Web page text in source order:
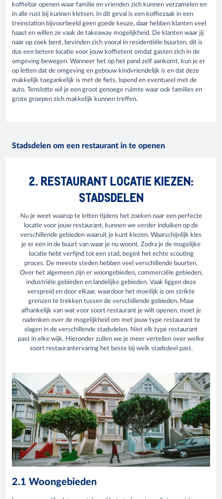
koffiebar openen waar familie en vrienden zich kunnen verzamelen en
in alle rust bij kunnen kletsen. In dit geval is een koffiezaak in een
treinstation bijvoorbeeld geen goede keuze, daar hebben klanten veel
haast en willen ze vaak de takeaway mogelijkheid. De klanten waar jij
naar op zoek bent, bevinden zich vooral in residentiële buurten, dit is
dus een betere locatie voor jouw koffietent omdat gasten zich in de
omgeving bewegen. Wanneer het op het pand zelf aankomt, kun je er
op letten dat de omgeving en gebouw kindvriendelijk is en dat deze
makkelijk toegankelijk is met de fiets, lopend en eventueel met de
auto. Tenslotte wil je een groot genoege ruimte waar ook families en
grote groepen zich makkelijk kunnen treffen.
Stadsdelen om een restaurant in te openen
2. RESTAURANT LOCATIE KIEZEN:
STADSDELEN
Nu je weet waarop te letten tijdens het zoeken naar een perfecte
locatie voor jouw restaurant, kunnen we verder induiken op de
verschillende gebieden waaruit je kunt kiezen. Waarschijnlijk kies
je er een in de buurt van waar je nu woont. Zodra je de mogelijke
locatie hebt verfijnd tot een stad, begint het echte scouting
proces. De meeste steden hebben veel verschillende buurten.
Over het algemeen zijn er woongebieden, commerciële gebieden,
industriële gebieden en landelijke gebieden. Vaak liggen deze
verspreid en door elkaar, waardoor het moeilijk is om strikte
grenzen te trekken tussen de verschillende gebieden. Maar
afhankelijk van wat voor soort restaurant je wilt openen, moet je
nadenken over de mogelijkheid om met jouw type restaurant te
slagen in de verschillende stadsdelen. Niet elk type restaurant
past in elke wijk. Hieronder zullen we je meer vertellen over welke
soort restaurantervaring het beste bij welk stadsdeel past.
2.1 Woongebieden